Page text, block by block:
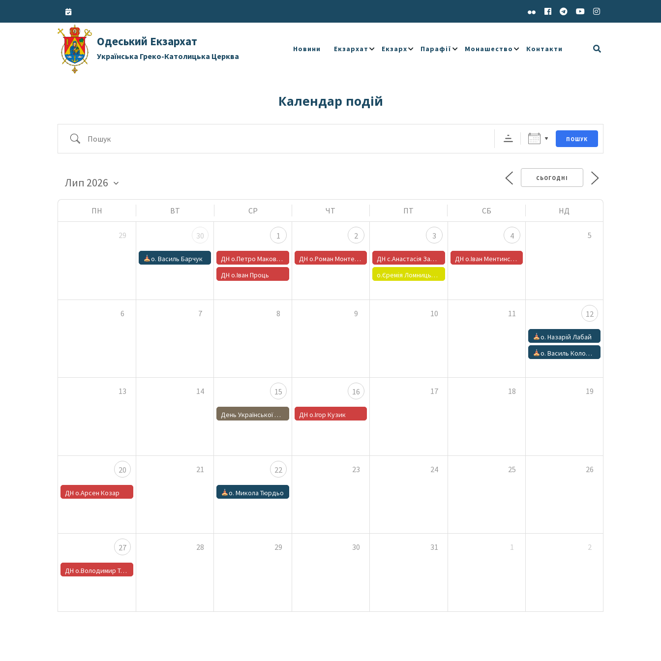
Одеський Екзархат
Українська Греко-Католицька Церква
Новини Екзархат Екзарх Парафії Монашество Контакти
Календар подій
Пошук ПОШУК
СЬОГОДНІ
ПН ВТ СР ЧТ ПТ СБ НД
29 30
о. Василь Барчук
1
ДН о.Петро Маковецький
ДН о.Іван Проць
2
ДН о.Роман Монтецький
3
ДН с.Анастасія Заброцька
о.Єремія Ломницький
4
ДН о.Іван Ментинський
5
6 7 8 9 10 11 12
о. Назарій Лабай
о. Василь Колодчин
13 14 15
День Української Державності
16
ДН о.Ігор Кузик
17 18 19
20
ДН о.Арсен Козар
21 22
о. Микола Тюрдьо
23 24 25 26
27
ДН о.Володимир Троцишин
28 29 30 31 1 2